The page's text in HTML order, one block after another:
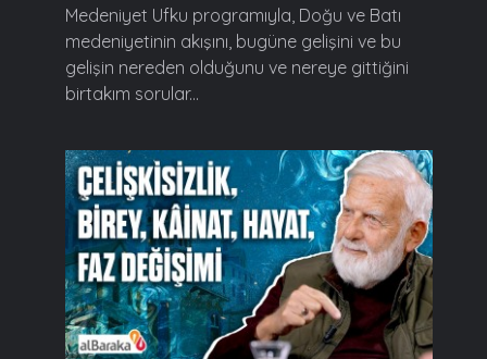
Medeniyet Ufku programıyla, Doğu ve Batı
medeniyetinin akışını, bugüne gelişini ve bu
gelişin nereden olduğunu ve nereye gittiğini
birtakım sorular...